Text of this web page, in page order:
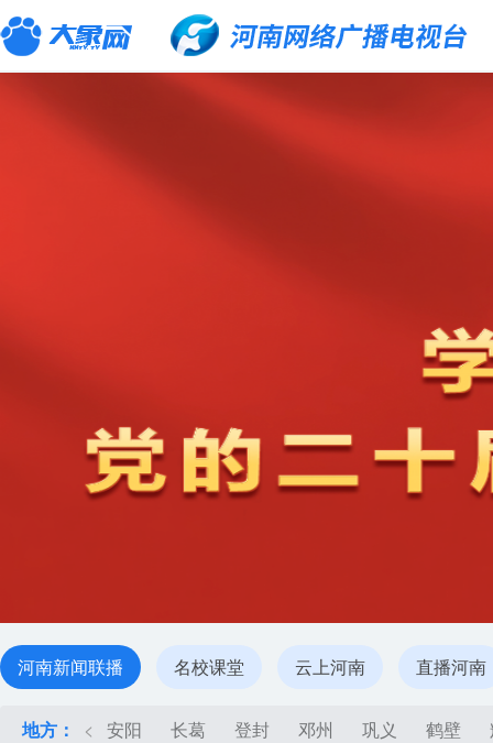
河南新闻联播 名校课堂 云上河南 直播河南
地方： < 安阳 长葛 登封 邓州 巩义 鹤壁